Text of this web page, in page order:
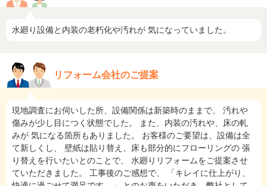
水廻り設備と内装の老朽化や汚れが 気になっていました。
リフォーム会社のご提案
現地調査にお伺いした所、設備関係は新築時のままで、 汚れや
傷みが少し目につく状態でした。 また、内装の汚れや、床の軋
みが 気になる箇所もありました。 お客様のご要望は、設備は全
て新しくし、 壁紙は貼り替え、床も部分的にフローリングの 張
り替えを行いたいとのことで、 水廻りリフォームをご提案させ
ていただきました。 工事後のご感想で、 「キレイに仕上がり、